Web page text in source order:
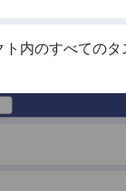
内のすべての